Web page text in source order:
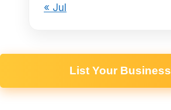
« Jul
List Your Business